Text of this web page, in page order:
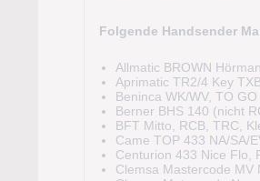
Folgende Handsender
Allmatic BROWN
Aprimatic TR2/4 Key
Beninca WK/WV, TO
Berner BHS 140 (nicht
BFT Mitto, RCB, TRC,
Came TOP 433 NA/SA/
Centurion 433 Nice Flo,
Clemsa Mastercode MV